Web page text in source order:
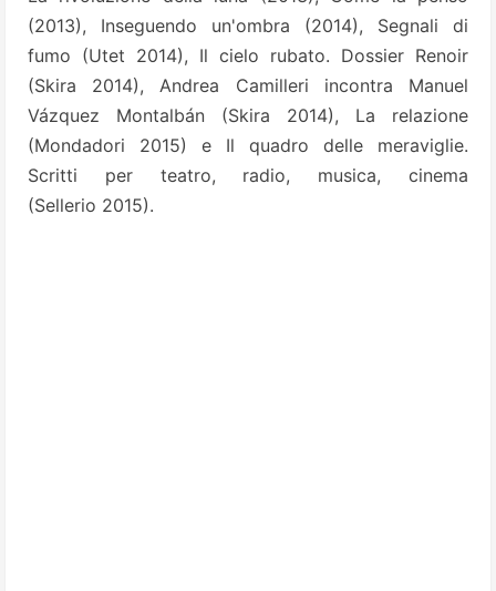
(2013), Inseguendo un'ombra (2014), Segnali di
fumo (Utet 2014), Il cielo rubato. Dossier Renoir
(Skira 2014), Andrea Camilleri incontra Manuel
Vázquez Montalbán (Skira 2014), La relazione
(Mondadori 2015) e Il quadro delle meraviglie.
Scritti per teatro, radio, musica, cinema
(Sellerio 2015).